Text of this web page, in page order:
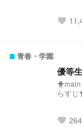
拶をし
favorite
青春・学園
優等
🐥main
らすじ🐥 夢に見た高校生活✨ 初日早々寝坊… 遅
初投稿
favorite 264